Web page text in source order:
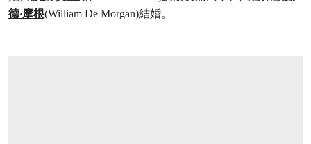
德‧摩根(William De Morgan)結婚。